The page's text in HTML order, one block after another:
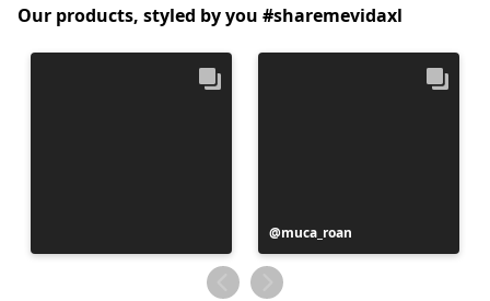
Our products, styled by you #sharemevidaxl
Postitus
avaldatud
muca_roan